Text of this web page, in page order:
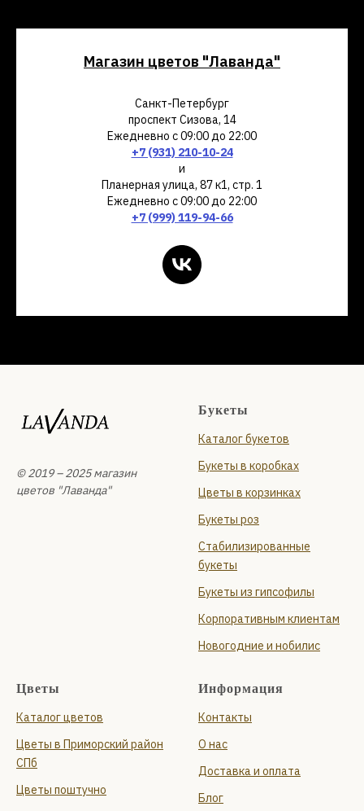
Магазин цветов "Лаванда"
Санкт-Петербург
проспект Сизова, 14
Ежедневно с 09:00 до 22:00
+7 (931) 210-10-24
и
Планерная улица, 87 к1, стр. 1
Ежедневно с 09:00 до 22:00
+7 (999) 119-94-66
© 2019 – 2025 магазин
цветов "Лаванда"
Букеты
Каталог букетов
Букеты в коробках
Цветы в корзинках
Букеты роз
Стабилизированные
букеты
Букеты из гипсофилы
Корпоративным клиентам
Новогодние и нобилис
Цветы
Каталог цветов
Цветы в Приморский район
СПб
Цветы поштучно
Информация
Контакты
О нас
Доставка и оплата
Блог